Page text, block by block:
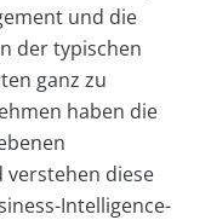
und die
der typischen
ganz zu
haben die
diese
Intelligence-